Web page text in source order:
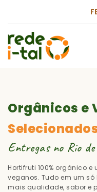
Orgânicos e
Entregas no Rio
Hortifruti 100% orgânico
veganos. Tudo em um
mais qualidade, sabor e